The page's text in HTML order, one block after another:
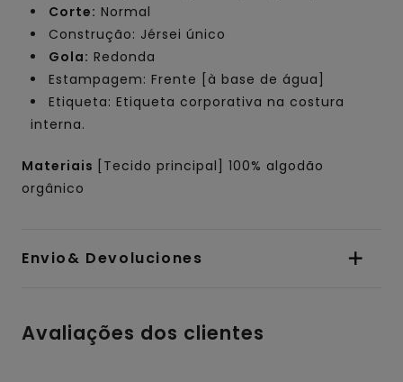
Corte: Normal
Construção: Jérsei único
Gola: Redonda
Estampagem: Frente [à base de água]
Etiqueta: Etiqueta corporativa na costura
interna.
Materiais
[Tecido principal] 100% algodão
orgânico
Envio& Devoluciones
Avaliações dos clientes